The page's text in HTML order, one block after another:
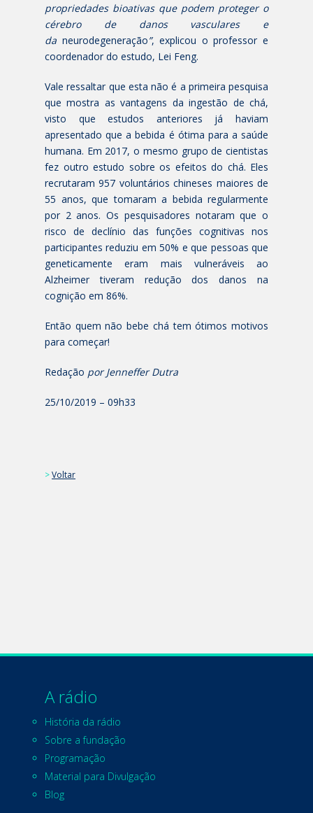
propriedades bioativas que podem proteger o
cérebro de danos vasculares e
da neurodegeneração”, explicou o professor e
coordenador do estudo, Lei Feng.
Vale ressaltar que esta não é a primeira pesquisa
que mostra as vantagens da ingestão de chá,
visto que estudos anteriores já haviam
apresentado que a bebida é ótima para a saúde
humana. Em 2017, o mesmo grupo de cientistas
fez outro estudo sobre os efeitos do chá. Eles
recrutaram 957 voluntários chineses maiores de
55 anos, que tomaram a bebida regularmente
por 2 anos. Os pesquisadores notaram que o
risco de declínio das funções cognitivas nos
participantes reduziu em 50% e que pessoas que
geneticamente eram mais vulneráveis ao
Alzheimer tiveram redução dos danos na
cognição em 86%.
Então quem não bebe chá tem ótimos motivos
para começar!
Redação por Jenneffer Dutra
25/10/2019 – 09h33
>Voltar
A rádio
História da rádio
Sobre a fundação
Programação
Material para Divulgação
Blog